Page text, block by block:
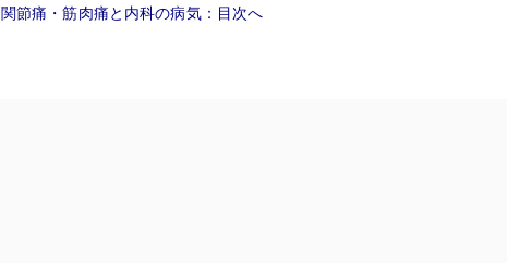
関節痛・筋肉痛と内科の病気：目次へ